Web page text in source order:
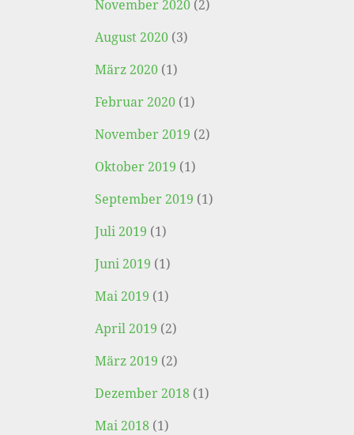
November 2020 (2)
August 2020 (3)
März 2020 (1)
Februar 2020 (1)
November 2019 (2)
Oktober 2019 (1)
September 2019 (1)
Juli 2019 (1)
Juni 2019 (1)
Mai 2019 (1)
April 2019 (2)
März 2019 (2)
Dezember 2018 (1)
Mai 2018 (1)